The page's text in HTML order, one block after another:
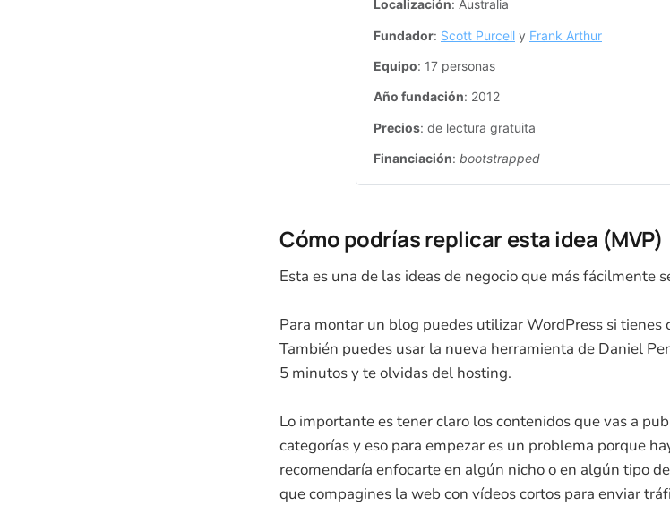
Localización: Australia
Fundador: Scott Purcell y Frank Arthur
Equipo: 17 personas
Año fundación: 2012
Precios: de lectura gratuita
Financiación: bootstrapped
Cómo podrías replicar esta idea (MVP)
Esta es una de las ideas de negocio que más fácilmente
Para montar un blog puedes utilizar WordPress si tienes
También puedes usar la nueva herramienta de Daniel
5 minutos y te olvidas del hosting.
Lo importante es tener claro los contenidos que vas a
categorías y eso para empezar es un problema porque
recomendaría enfocarte en algún nicho o en algún tipo
que compagines la web con vídeos cortos para enviar